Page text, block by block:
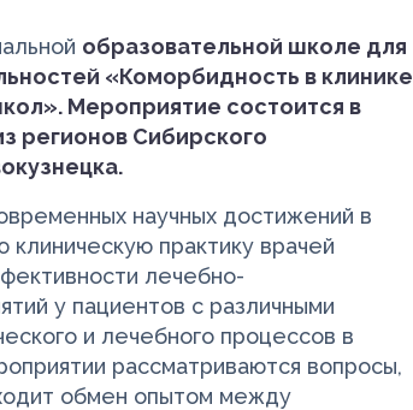
образовательной школе для
«Коморбидность в клинике
Мероприятие состоится в
регионов Сибирского
научных достижений в
практику врачей
лечебно-
у пациентов с различными
и лечебного процессов в
рассматриваются вопросы,
обмен опытом между